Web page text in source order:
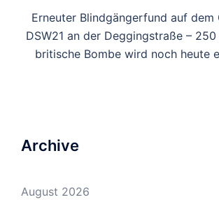
Erneuter Blindgängerfund auf dem
DSW21 an der Deggingstraße –
britische Bombe wird noch heute
Archive
August 2026